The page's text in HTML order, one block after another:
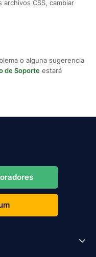
CSS, cambiar
o alguna sugerencia
de Soporte estará